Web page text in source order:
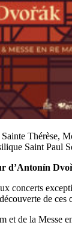
Thérèse,
Saint Paul
d’Antonín
concerts
de
et de la Messe